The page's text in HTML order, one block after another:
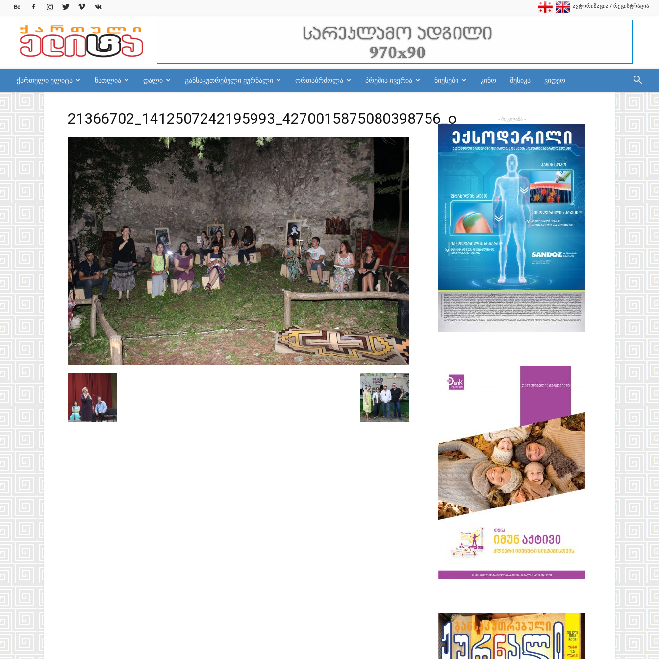
ავტორიზაცია / რეგისტრაცია
qelite.info
ქართული ელიტა ნათლია დალი განსაკუთრებული ჟურნალი ორთაბრძოლა პრემია ივერია ნიუსები კინო მუსიკა ვიდეო
21366702_1412507242195993_4270015875080398756_o - რეკლამა -